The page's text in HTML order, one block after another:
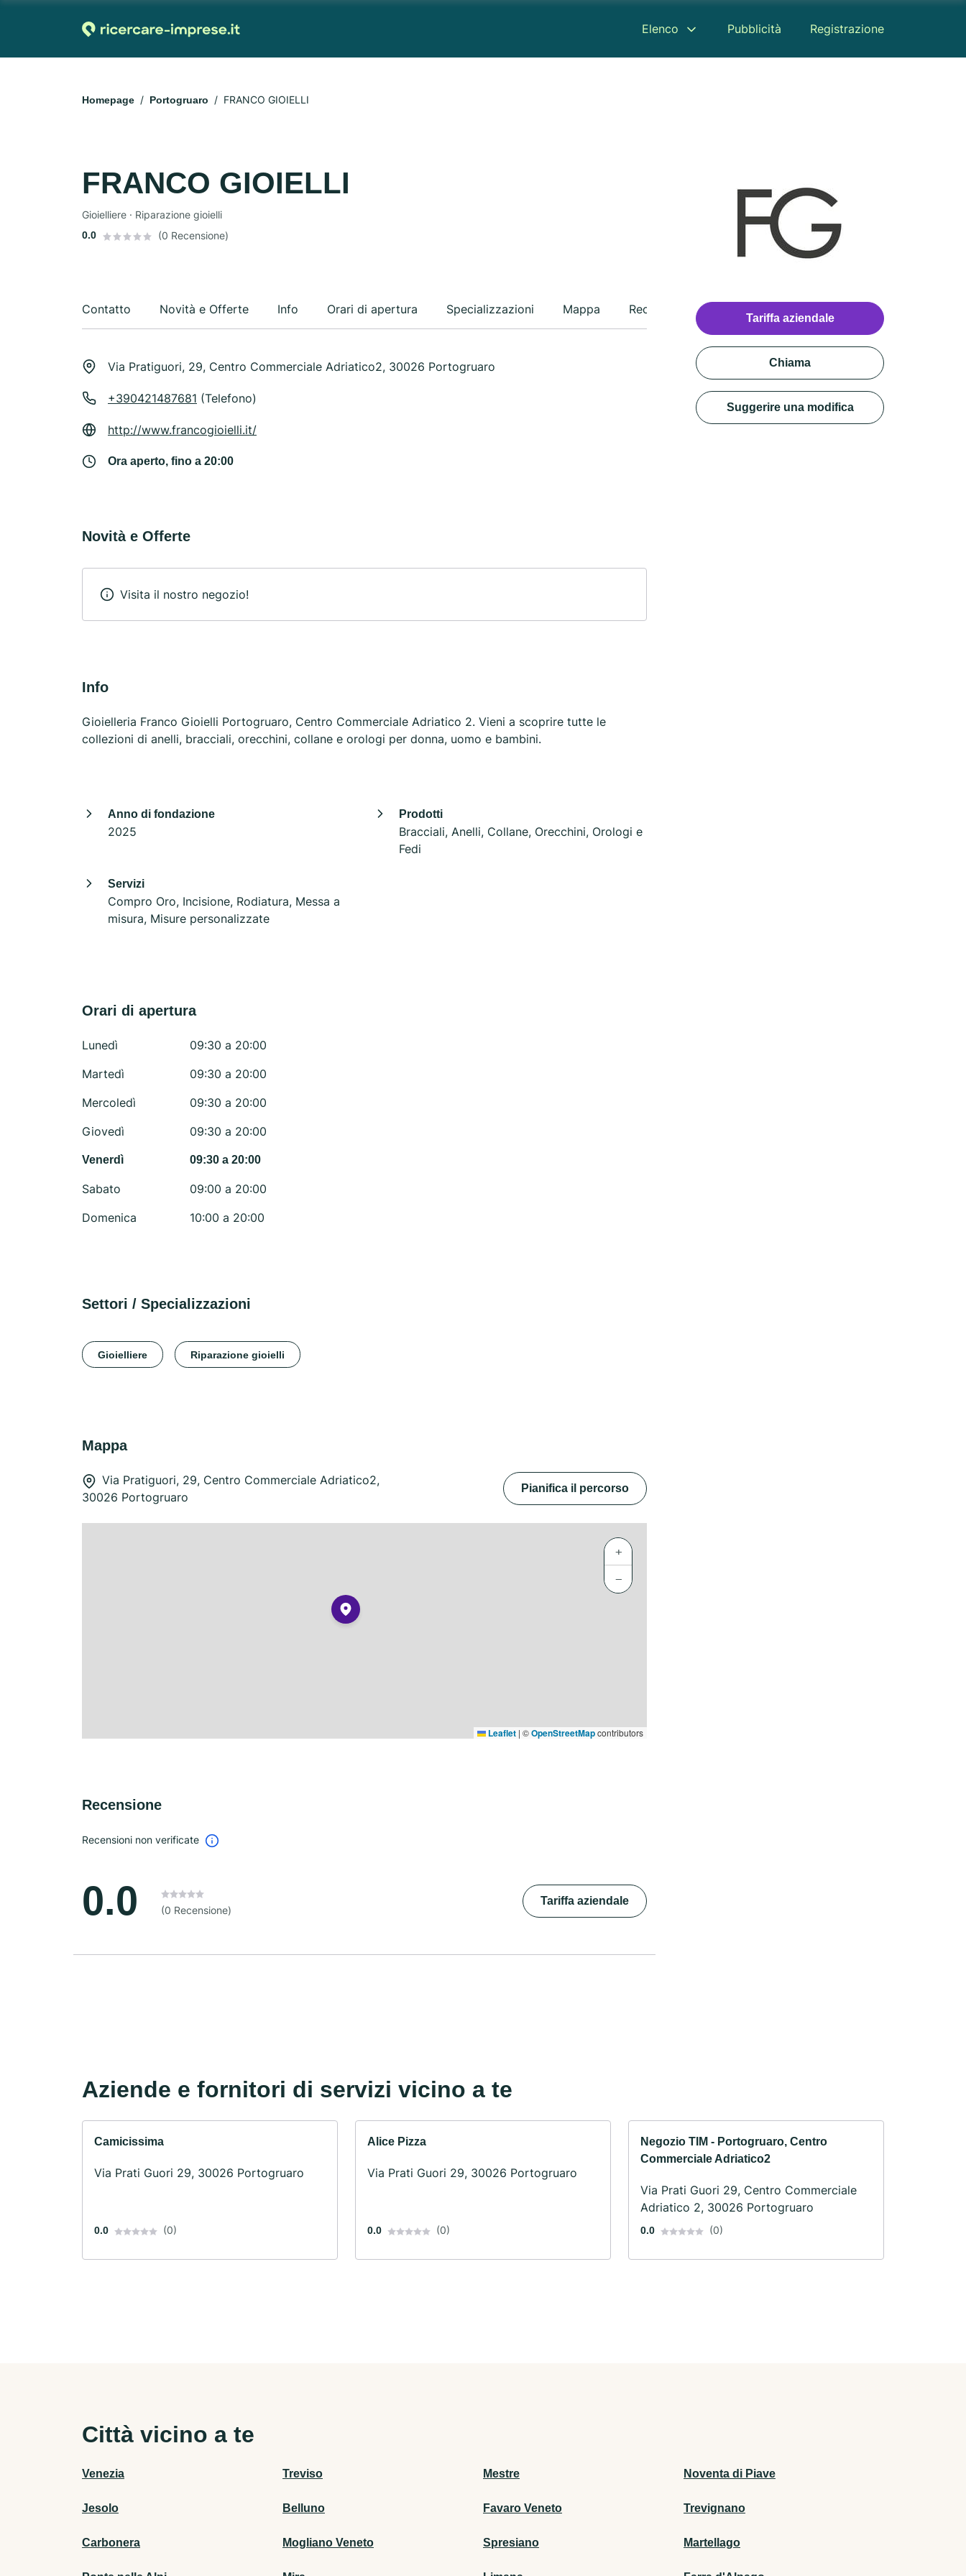
Elenco Pubblicità Registrazione
Homepage Portogruaro FRANCO GIOIELLI
FRANCO GIOIELLI
Gioielliere · Riparazione gioielli
0.0 (0 Recensione)
Contatto Novità e Offerte Info Orari di apertura Specializzazioni Mappa Recensione
Via Pratiguori, 29, Centro Commerciale Adriatico2, 30026 Portogruaro
+390421487681 (Telefono)
http://www.francogioielli.it/
Ora aperto, fino a 20:00
Novità e Offerte
Visita il nostro negozio!
Info
Gioielleria Franco Gioielli Portogruaro, Centro Commerciale Adriatico 2. Vieni a scoprire tutte le
collezioni di anelli, bracciali, orecchini, collane e orologi per donna, uomo e bambini.
Anno di fondazione
2025
Prodotti
Bracciali, Anelli, Collane, Orecchini, Orologi e
Fedi
Servizi
Compro Oro, Incisione, Rodiatura, Messa a
misura, Misure personalizzate
Orari di apertura
Lunedì
09:30 a 20:00
Martedì
09:30 a 20:00
Mercoledì
09:30 a 20:00
Giovedì
09:30 a 20:00
Venerdì 09:30 a 20:00
Sabato
09:00 a 20:00
Domenica
10:00 a 20:00
Settori / Specializzazioni
Gioielliere Riparazione gioielli
Mappa
Via Pratiguori, 29, Centro Commerciale Adriatico2,
30026 Portogruaro
Pianifica il percorso
+
−
Leaflet | ©OpenStreetMapcontributors
Recensione
Recensioni non verificate
0.0 (0 Recensione)
Tariffa aziendale
Tariffa aziendale
Chiama
Suggerire una modifica
Aziende e fornitori di servizi vicino a te
Camicissima
Via Prati Guori 29, 30026 Portogruaro
0.0 (0)
Alice Pizza
Via Prati Guori 29, 30026 Portogruaro
0.0 (0)
Negozio TIM - Portogruaro, Centro
Commerciale Adriatico2
Via Prati Guori 29, Centro Commerciale
Adriatico 2, 30026 Portogruaro
0.0 (0)
Città vicino a te
Venezia Treviso Mestre Noventa di Piave
Jesolo Belluno Favaro Veneto Trevignano
Carbonera Mogliano Veneto Spresiano Martellago